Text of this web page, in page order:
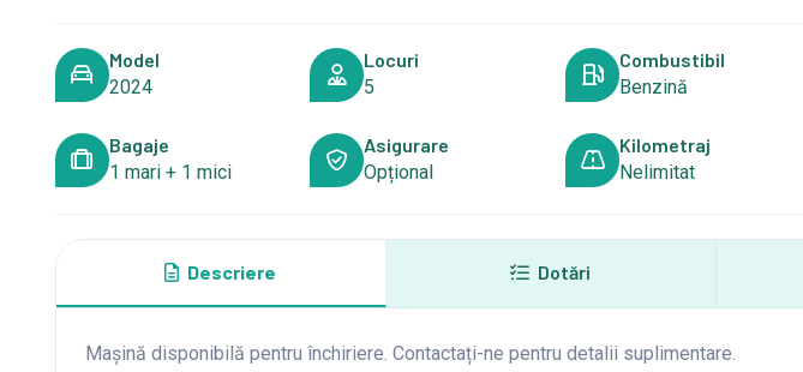
Model
2024
Locuri
5
Combustibil
Benzină
Bagaje
1 mari + 1 mici
Asigurare
Opțional
Kilometraj
Nelimitat
Descriere Dotări
Mașină disponibilă pentru închiriere. Contactați-ne pentru detalii suplimentare.